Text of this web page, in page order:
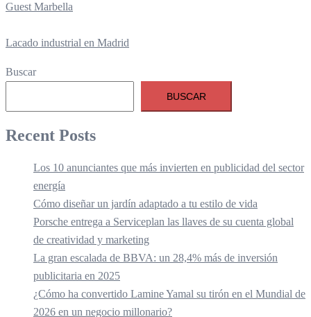
Guest Marbella
Lacado industrial en Madrid
Buscar
BUSCAR
Recent Posts
Los 10 anunciantes que más invierten en publicidad del sector
energía
Cómo diseñar un jardín adaptado a tu estilo de vida
Porsche entrega a Serviceplan las llaves de su cuenta global
de creatividad y marketing
La gran escalada de BBVA: un 28,4% más de inversión
publicitaria en 2025
¿Cómo ha convertido Lamine Yamal su tirón en el Mundial de
2026 en un negocio millonario?